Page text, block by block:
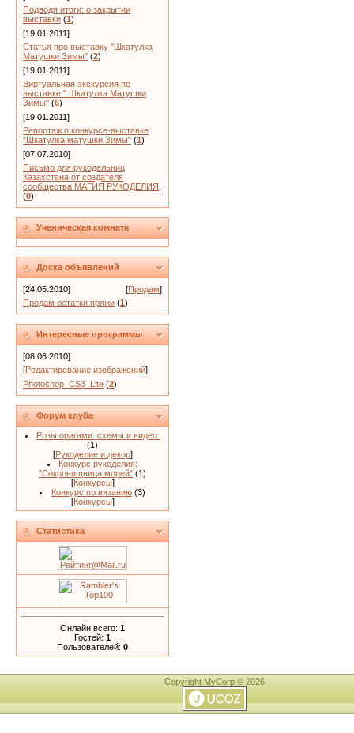
Подводя итоги: о закрытии
выставки (1)
[19.01.2011]
Статья про выставку "Шкатулка
Матушки Зимы" (2)
[19.01.2011]
Виртуальная экскурсия по
выставке " Шкатулка Матушки
Зимы" (6)
[19.01.2011]
Репортаж о конкурсе-выставке
"Шкатулка матушки Зимы" (1)
[07.07.2010]
Письмо для рукодельниц
Казахстана от создателя
сообщества МАГИЯ РУКОДЕЛИЯ,
(0)
Ученическая комната
Доска объявлений
[24.05.2010] [Продам]
Продам остатки пряжи (1)
Интересные программы
[08.06.2010]
[Редактирование изображений]
Photoshop_CS3_Lite (2)
Форум клуба
Розы оригами: схемы и видео.
(1)
[Рукоделие и декор]
Конкурс рукоделия:
"Сокровищница морей" (1)
[Конкурсы]
Конкурс по вязанию (3)
[Конкурсы]
Статистика
Онлайн всего: 1
Гостей: 1
Пользователей: 0
Copyright MyCorp © 2026